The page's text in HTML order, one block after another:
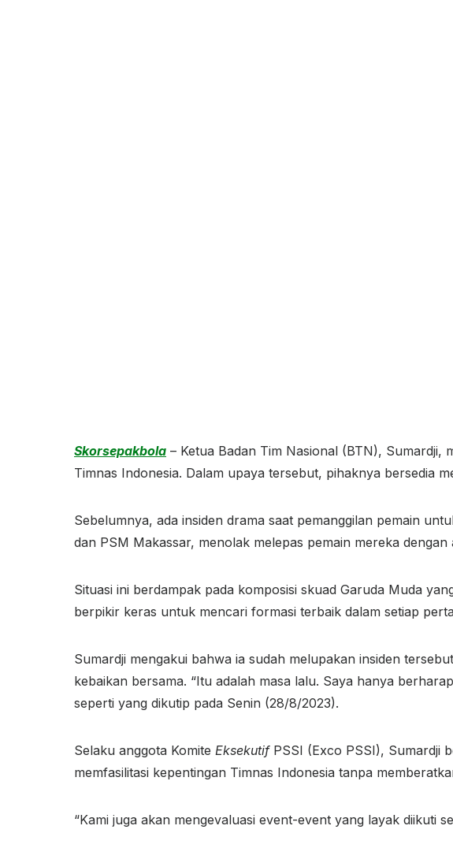
Skorsepakbola – Ketua Badan Tim Nasional (BTN), Sumardji,
Timnas Indonesia. Dalam upaya tersebut, pihaknya bersedia
Sebelumnya, ada insiden drama saat pemanggilan pemain
dan PSM Makassar, menolak melepas pemain mereka
Situasi ini berdampak pada komposisi skuad Garuda Muda
berpikir keras untuk mencari formasi terbaik dalam setiap
Sumardji mengakui bahwa ia sudah melupakan insiden
kebaikan bersama. “Itu adalah masa lalu. Saya hanya
seperti yang dikutip pada Senin (28/8/2023).
Selaku anggota Komite Eksekutif PSSI (Exco PSSI), Sumardji
memfasilitasi kepentingan Timnas Indonesia tanpa
“Kami juga akan mengevaluasi event-event yang layak diikuti